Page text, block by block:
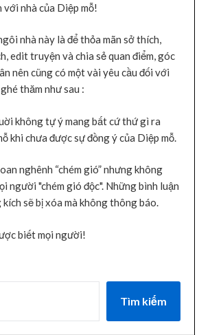
với nhà của Diệp mỗ!
nhà này là để thỏa mãn sở thích,
edit truyện và chia sẻ quan điểm, góc
nên cũng có một vài yêu cầu đối với
thăm như sau :
không tự ý mang bất cứ thứ gì ra
khi chưa được sự đồng ý của Diệp mỗ.
nghênh “chém gió” nhưng không
người "chém gió độc". Những bình luận
sẽ bị xóa mà không thông báo.
biết mọi người!
Tìm kiếm